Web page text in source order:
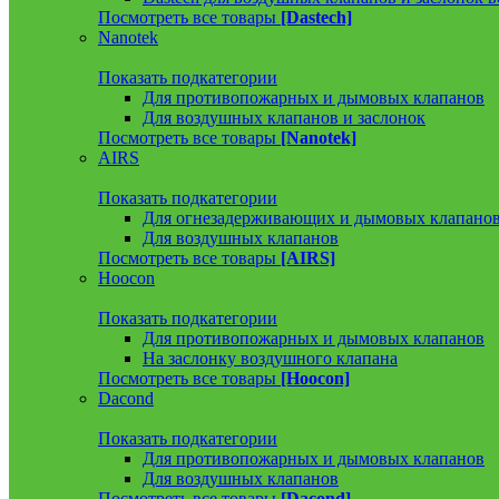
Посмотреть все товары [Dastech]
Nanotek
Показать подкатегории
Для противопожарных и дымовых клапанов
Для воздушных клапанов и заслонок
Посмотреть все товары [Nanotek]
AIRS
Показать подкатегории
Для огнезадерживающих и дымовых
Для воздушных клапанов
Посмотреть все товары [AIRS]
Hoocon
Показать подкатегории
Для противопожарных и дымовых клапанов
На заслонку воздушного клапана
Посмотреть все товары [Hoocon]
Dacond
Показать подкатегории
Для противопожарных и дымовых клапанов
Для воздушных клапанов